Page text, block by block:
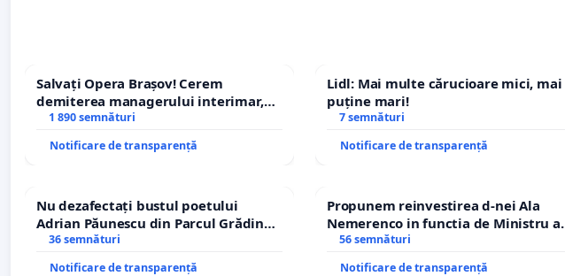
Salvați Opera Brașov! Cerem
demiterea managerului interimar,
Petrean Lucian-Marius!
1 890 semnături
Notificare de transparență
Lidl: Mai multe cărucioare mici, mai
puține mari!
7 semnături
Notificare de transparență
Nu dezafectați bustul poetului
Adrian Păunescu din Parcul Grădina
Icoanei! Stop cenzurii culturale!
36 semnături
Notificare de transparență
Propunem reinvestirea d-nei Ala
Nemerenco in functia de Ministru al
Sanatatii
56 semnături
Notificare de transparență